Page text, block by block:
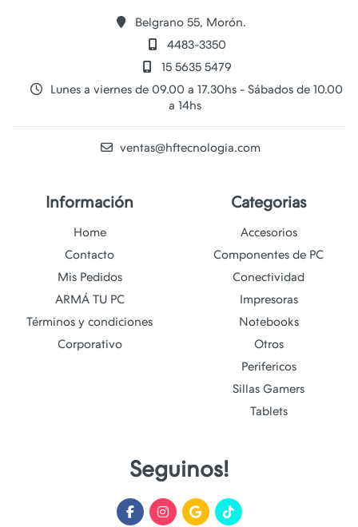
Belgrano 55, Morón.
4483-3350
15 5635 5479
Lunes a viernes de 09.00 a 17.30hs - Sábados de 10.00
a 14hs
ventas@hftecnologia.com
Información
Home
Contacto
Mis Pedidos
ARMÁ TU PC
Términos y condiciones
Corporativo
Categorias
Accesorios
Componentes de PC
Conectividad
Impresoras
Notebooks
Otros
Perifericos
Sillas Gamers
Tablets
Seguinos!